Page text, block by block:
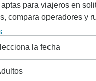
para viajeros en
compara operadores y
de ida y vuelta de forma
la fecha